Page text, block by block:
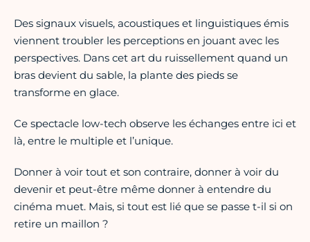
Des signaux visuels, acoustiques et linguistiques émis
viennent troubler les perceptions en jouant avec les
perspectives. Dans cet art du ruissellement quand un
bras devient du sable, la plante des pieds se
transforme en glace.
Ce spectacle low-tech observe les échanges entre ici et
là, entre le multiple et l’unique.
Donner à voir tout et son contraire, donner à voir du
devenir et peut-être même donner à entendre du
cinéma muet. Mais, si tout est lié que se passe t-il si on
retire un maillon ?